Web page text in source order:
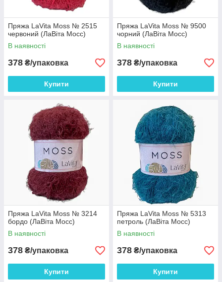
Пряжа LaVita Moss № 2515
червоний (ЛаВіта Мосс)
В наявності
378 ₴/упаковка
Купити
Пряжа LaVita Moss № 9500
чорний (ЛаВіта Мосс)
В наявності
378 ₴/упаковка
Купити
Пряжа LaVita Moss № 3214
бордо (ЛаВіта Мосс)
В наявності
378 ₴/упаковка
Купити
Пряжа LaVita Moss № 5313
петроль (ЛаВіта Мосс)
В наявності
378 ₴/упаковка
Купити